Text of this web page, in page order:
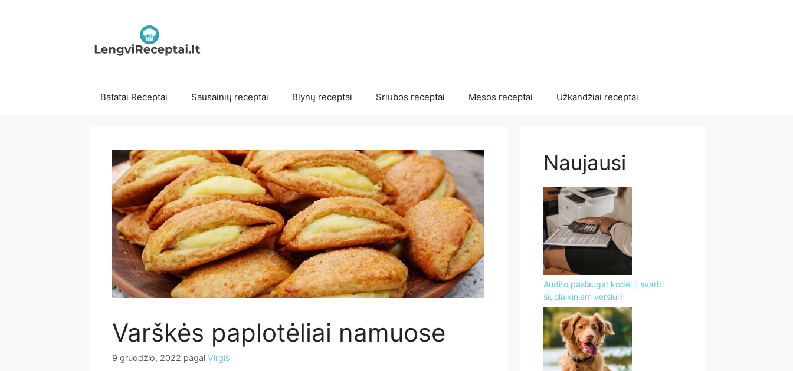
Batatai Receptai Sausainių receptai Blynų receptai Sriubos receptai Mėsos receptai Užkandžiai receptai
Varškės paplotėliai namuose
9 gruodžio, 2022 pagal Virgis
Naujausi
Audito paslauga: kodėl ji svarbi
šiuolaikiniam verslui?